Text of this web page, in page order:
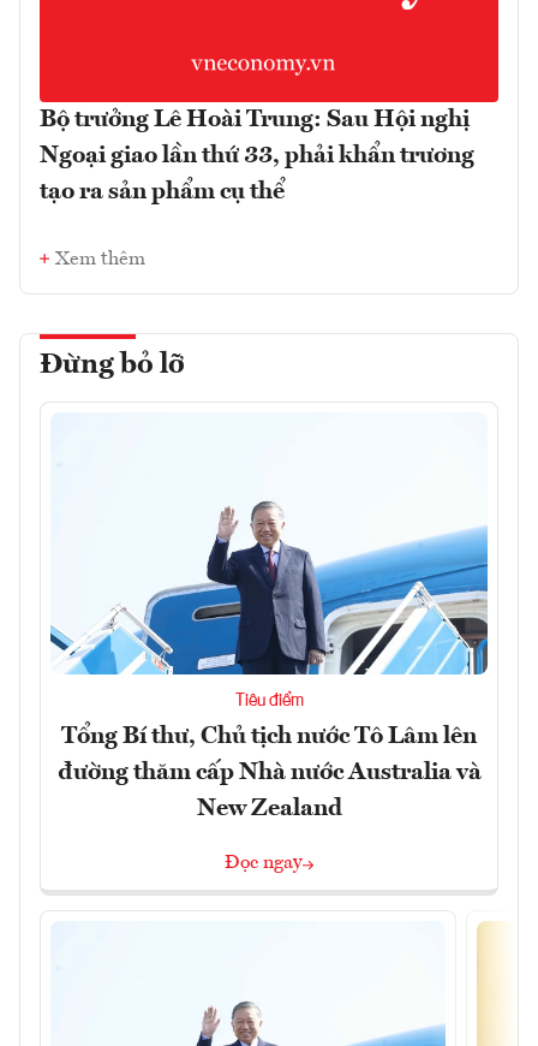
Bộ trưởng Lê Hoài Trung: Sau Hội nghị
Ngoại giao lần thứ 33, phải khẩn trương
tạo ra sản phẩm cụ thể
Xem thêm
Đừng bỏ lỡ
Tiêu điểm
Tổng Bí thư, Chủ tịch nước Tô Lâm lên
đường thăm cấp Nhà nước Australia và
New Zealand
Đọc ngay